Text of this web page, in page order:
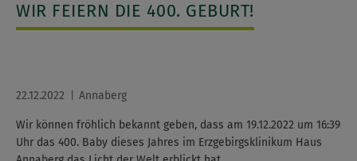
WIR FEIERN DIE 400. GEBURT!
22.12.2022 Annaberg
Wir können fröhlich bekannt geben, dass am 19.12.2022 um 16:39
Uhr das 400. Baby dieses Jahres im Erzgebirgsklinikum Haus